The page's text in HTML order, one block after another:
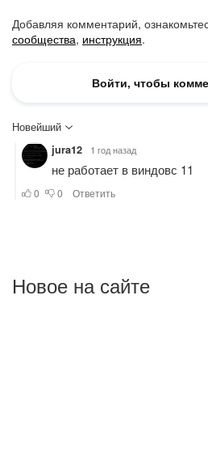
Новое на сайте